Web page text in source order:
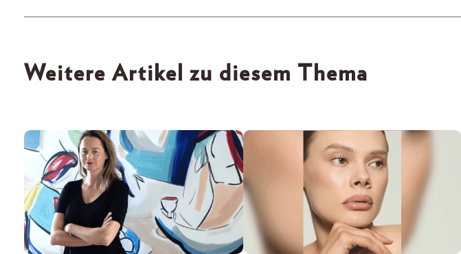
Weitere Artikel zu diesem Thema